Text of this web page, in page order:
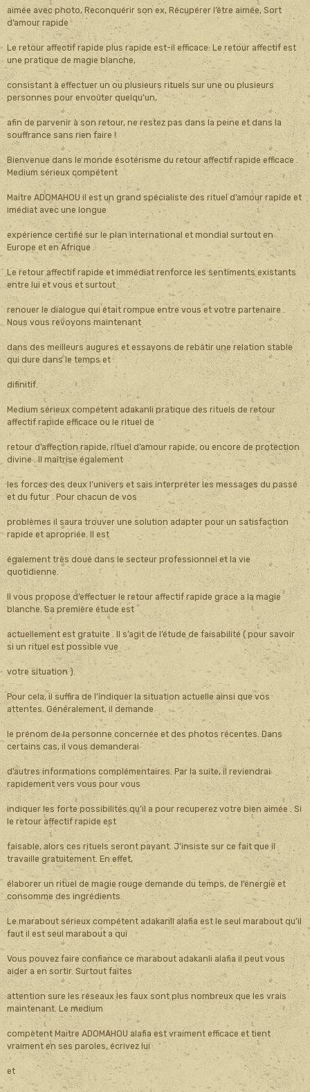
aimée avec photo, Reconquérir son ex, Récupérer l’être aimée, Sort
d’amour rapide
Le retour affectif rapide plus rapide est-il efficace. Le retour affectif est
une pratique de magie blanche,
consistant à effectuer un ou plusieurs rituels sur une ou plusieurs
personnes pour envoûter quelqu’un,
afin de parvenir à son retour, ne restez pas dans la peine et dans la
souffrance sans rien faire !
Bienvenue dans le monde ésotérisme du retour affectif rapide efficace .
Medium sérieux compétent
Maitre ADOMAHOU il est un grand spécialiste des rituel d’amour rapide et
imédiat avec une longue
expérience certifié sur le plan international et mondial surtout en
Europe et en Afrique .
Le retour affectif rapide et immédiat renforce les sentiments existants
entre lui et vous et surtout
renouer le dialogue qui était rompue entre vous et votre partenaire .
Nous vous revoyons maintenant
dans des meilleurs augures et essayons de rebâtir une relation stable
qui dure dans le temps et
difinitif.
Medium sérieux compétent adakanli pratique des rituels de retour
affectif rapide efficace ou le rituel de
retour d’affection rapide, rituel d’amour rapide, ou encore de protection
divine . Il maîtrise également
les forces des deux l’univers et sais interpréter les messages du passé
et du futur . Pour chacun de vos
problèmes il saura trouver une solution adapter pour un satisfaction
rapide et apropriée. Il est
également très doué dans le secteur professionnel et la vie
quotidienne.
Il vous propose d’effectuer le retour affectif rapide grace a la magie
blanche. Sa première étude est
actuellement est gratuite . Il s’agit de l’étude de faisabilité ( pour savoir
si un rituel est possible vue
votre situation ).
Pour cela, il suffira de l’indiquer la situation actuelle ainsi que vos
attentes. Généralement, il demande
le prénom de la personne concernée et des photos récentes. Dans
certains cas, il vous demanderai
d’autres informations complémentaires. Par la suite, il reviendrai
rapidement vers vous pour vous
indiquer les forte possibilités qu’il a pour recuperez votre bien aimée . Si
le retour affectif rapide est
faisable, alors ces rituels seront payant. J’insiste sur ce fait que il
travaille gratuitement. En effet,
élaborer un rituel de magie rouge demande du temps, de l’énergie et
consomme des ingrédients.
Le marabout sérieux compétent adakanli alafia est le seul marabout qu’il
faut il est seul marabout a qui
Vous pouvez faire confiance ce marabout adakanli alafia il peut vous
aider a en sortir. Surtout faites
attention sure les réseaux les faux sont plus nombreux que les vrais
maintenant. Le medium
compètent Maitre ADOMAHOU alafia est vraiment efficace et tient
vraiment en ses paroles, écrivez lui
et